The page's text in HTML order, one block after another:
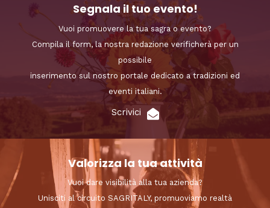
Segnala il tuo evento!
Vuoi promuovere la tua sagra o evento?
Compila il form, la nostra redazione verificherà per un
possibile
inserimento sul nostro portale dedicato a tradizioni ed
eventi italiani.
Scrivici
Valorizza la tua attività
Vuoi dare visibilità alla tua azienda?
Unisciti al circuito SAGRITALY, promuoviamo realtà